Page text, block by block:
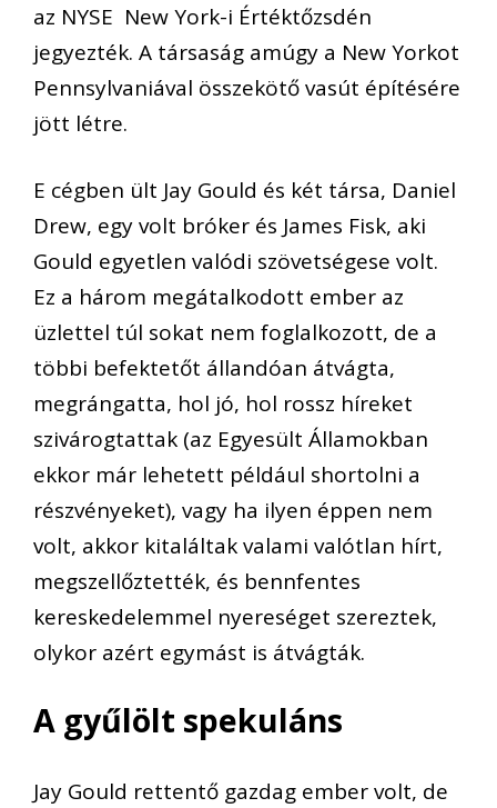
az NYSE New York-i Értéktőzsdén
jegyezték. A társaság amúgy a New Yorkot
Pennsylvaniával összekötő vasút építésére
jött létre.
E cégben ült Jay Gould és két társa, Daniel
Drew, egy volt bróker és James Fisk, aki
Gould egyetlen valódi szövetségese volt.
Ez a három megátalkodott ember az
üzlettel túl sokat nem foglalkozott, de a
többi befektetőt állandóan átvágta,
megrángatta, hol jó, hol rossz híreket
szivárogtattak (az Egyesült Államokban
ekkor már lehetett például shortolni a
részvényeket), vagy ha ilyen éppen nem
volt, akkor kitaláltak valami valótlan hírt,
megszellőztették, és bennfentes
kereskedelemmel nyereséget szereztek,
olykor azért egymást is átvágták.
A gyűlölt spekuláns
Jay Gould rettentő gazdag ember volt, de